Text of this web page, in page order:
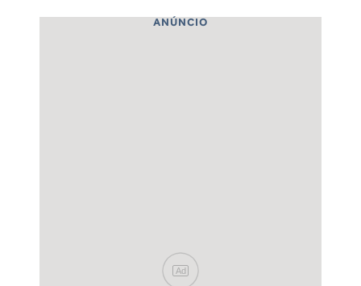
ANÚNCIO
Ad